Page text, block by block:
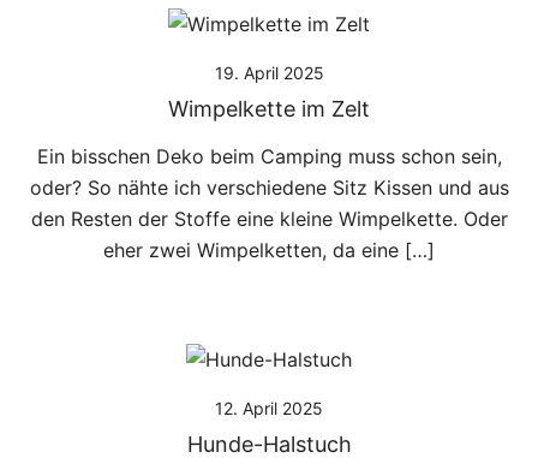
19. April 2025
Wimpelkette im Zelt
Ein bisschen Deko beim Camping muss schon sein,
oder? So nähte ich verschiedene Sitz Kissen und aus
den Resten der Stoffe eine kleine Wimpelkette. Oder
eher zwei Wimpelketten, da eine […]
12. April 2025
Hunde-Halstuch